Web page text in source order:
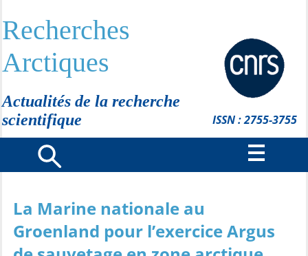
Recherches
Arctiques
Actualités de la recherche
scientifique
ISSN : 2755-3755
La Marine nationale au
Groenland pour l’exercice Argus